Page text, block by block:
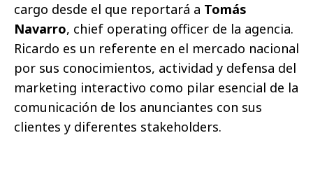
cargo desde el que reportará a Tomás
Navarro, chief operating officer de la agencia.
Ricardo es un referente en el mercado nacional
por sus conocimientos, actividad y defensa del
marketing interactivo como pilar esencial de la
comunicación de los anunciantes con sus
clientes y diferentes stakeholders.